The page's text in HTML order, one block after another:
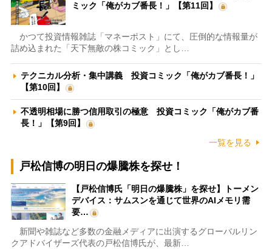
ミック「俺がカブ番長！」【第11回】
かつて投資情報雑誌「マネーポスト」にて、圧倒的な情報量が
詰め込まれた「天下無敵の株コミック」とし…
テクニカル分析・集中講義 投資コミック「俺がカブ番長！」
【第10回】
不透明相場に勝つ信用取引の極意 投資コミック「俺がカブ番
長！」【第9回】
一覧を見る
戸松信博の明日の爆騰株を探せ！
【戸松信博氏「明日の爆騰株」を探せ】トーメン
デバイス：サムスンを通じて世界のAIメモリ需
要…
新聞や雑誌など多数の金融メディアに出演するグローバルリン
クアドバイザーズ代表の戸松信博氏が、最新…